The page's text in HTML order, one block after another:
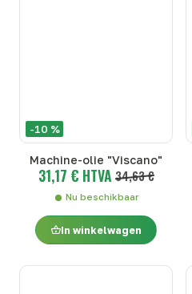
-10 %
Machine-olie "Viscano"
31,17 € HTVA 34,63 €
Nu beschikbaar
In winkelwagen